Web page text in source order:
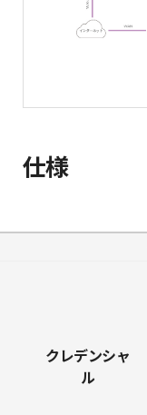
仕様
クレデンシャ
ル